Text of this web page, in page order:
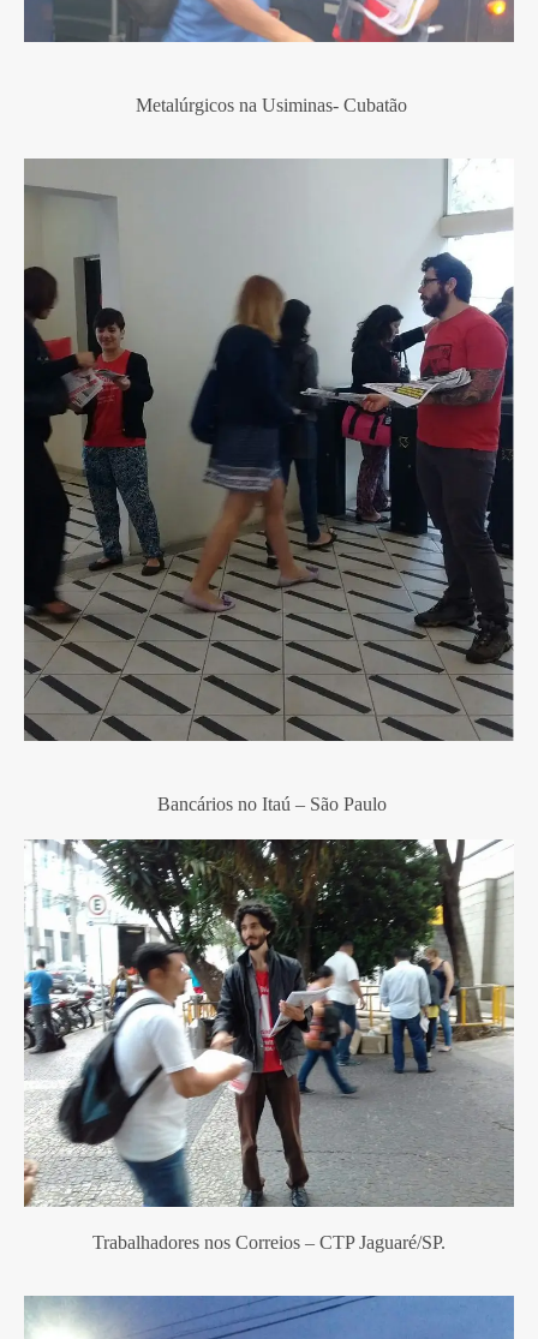
Metalúrgicos na Usiminas- Cubatão
Bancários no Itaú – São Paulo
Trabalhadores nos Correios – CTP Jaguaré/SP.